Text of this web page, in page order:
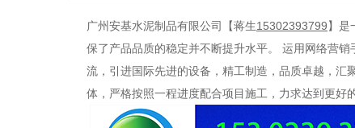
广州安基水泥制品有限公司 【蒋生15302393799】 是
保了产品品质的稳定并不断提升水平。
运用网络营销
流，引进国际先进的设备，精工制造，品质卓越，汇
体，严格按照一程进度配合项目施工，力求达到更好